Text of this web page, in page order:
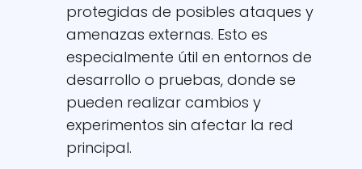
protegidas de posibles ataques y
amenazas externas. Esto es
especialmente útil en entornos de
desarrollo o pruebas, donde se
pueden realizar cambios y
experimentos sin afectar la red
principal.